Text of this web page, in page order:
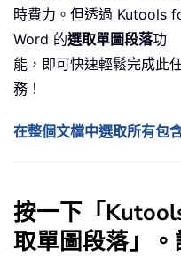
時費力。但透過 Kutools
Word 的選取單圖段落功
能，即可快速輕鬆完成此
務！
在整個文檔中選取所有包
按一下「
取單圖段落」。